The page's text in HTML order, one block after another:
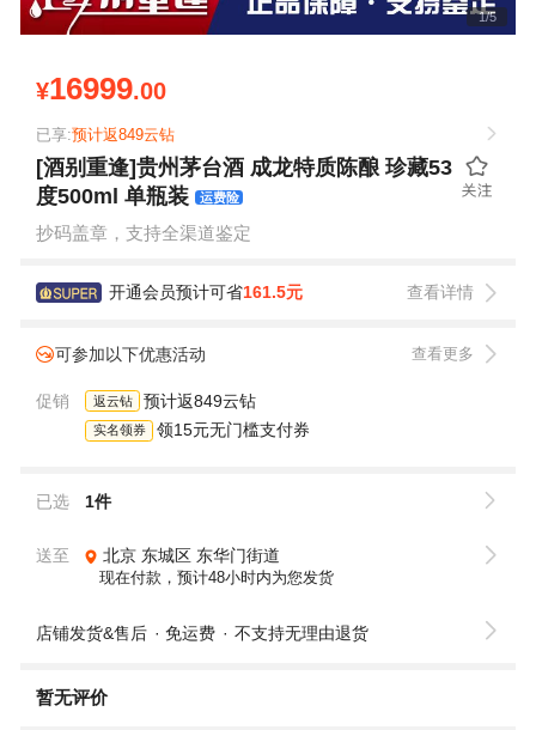
1/5
¥16999.00
已享:预计返849云钻
[酒别重逢]贵州茅台酒 成龙特质陈酿 珍藏53
度500ml 单瓶装 运费险
抄码盖章，支持全渠道鉴定
开通会员预计可省161.5元 查看详情
可参加以下优惠活动 查看更多
促销 返云钻 预计返849云钻
实名领券 领15元无门槛支付券
已选 1件
送至 北京 东城区 东华门街道
现在付款，预计48小时内为您发货
店铺发货&售后 免运费 不支持无理由退货
暂无评价